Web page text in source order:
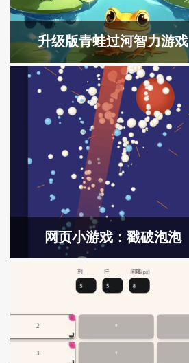
升级版青蛙过河智力游戏
网页小游戏：戳破泡泡